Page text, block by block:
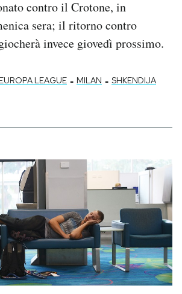
contro il Crotone, in
sera; il ritorno contro
invece giovedì prossimo.
EUROPA LEAGUE - MILAN - SHKENDIJA